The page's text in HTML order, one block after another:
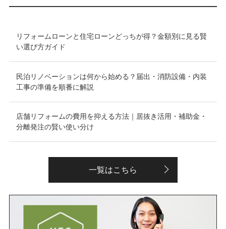
リフォームローンと住宅ローンどっちが得？金額別に見る賢
い選び方ガイド
民泊リノベーションは何から始める？届出・消防設備・内装
工事の準備を順番に解説
店舗リフォームの費用を抑える方法｜居抜き活用・補助金・
分離発注の賢い使い分け
一覧はこちら